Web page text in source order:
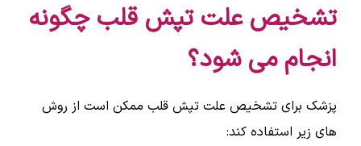
تشخیص علت تپش قلب چگونه
انجام می شود؟
پزشک برای تشخیص علت تپش قلب ممکن است از روش
های زیر استفاده کند: